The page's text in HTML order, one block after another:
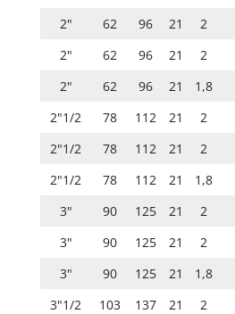
2"
62 96 21 2
2"
62 96 21 2
2"
62 96 21 1,8
2"1/2
78 112 21 2
2"1/2
78 112 21 2
2"1/2
78 112 21 1,8
3"
90 125 21 2
3"
90 125 21 2
3"
90 125 21 1,8
3"1/2
103 137 21 2